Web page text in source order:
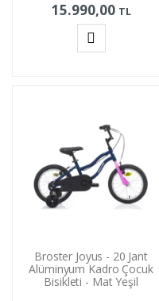
15.990,00 TL
Broster Joyus - 20 Jant
Alüminyum Kadro Çocuk
Bisikleti - Mat Yeşil